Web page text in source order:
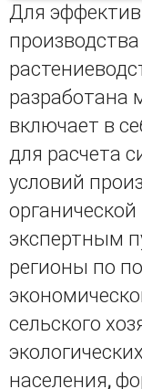
Для
разработана
включает в
для расчета
условий
экспертным
регионы по
сельского
населения,